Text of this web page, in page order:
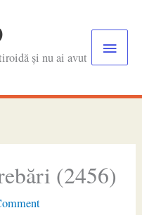
și nu ai avut
Main
(2456)